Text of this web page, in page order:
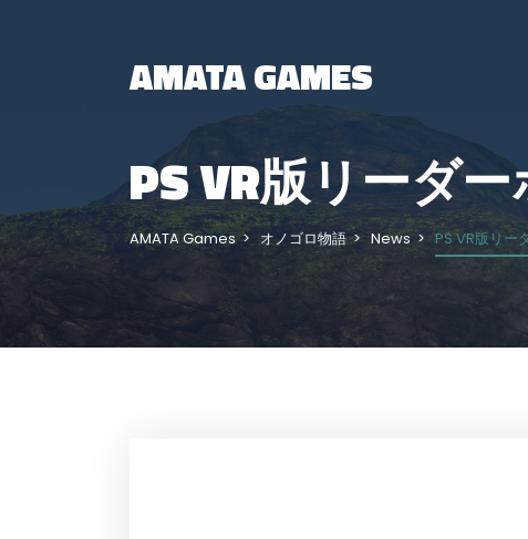
AMATA GAMES
PS VR版リーダ
AMATA Games オノゴロ物語 News PS VR版リー